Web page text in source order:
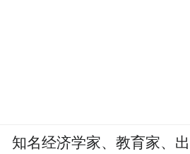
知名经济学家、教育家、出